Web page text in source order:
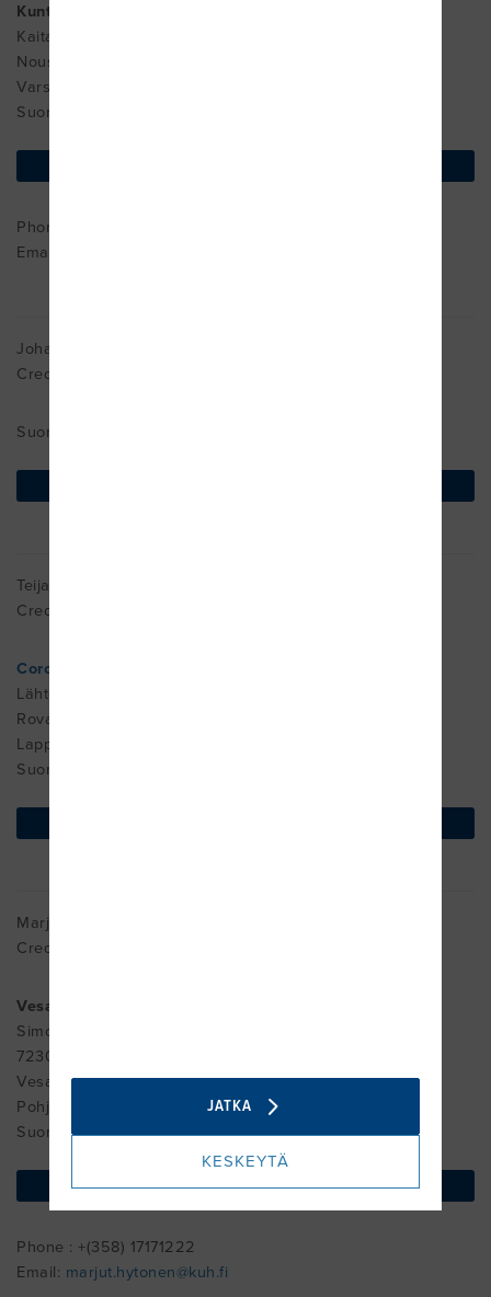
KuntoKamari Oy
Kaitaraistentie 162
Nousiainen
Varsinais-Suomi 21270
Suomi
Phone : +0505413583
Email:
Johanna Husa-Russell
Cred. MDT
Suomi
Teija Hyrkäs
Cred. MDT
Coronaria
Lähteentie 20
Rovaniemi
Lappi 96400
Suomi
Marjut Hytönen
Cred. MDT
Vesannon terveysasema
Simolantie 15
72300 Vesanto
Vesanto
Pohjois-Savo 72300
Suomi
find on map
Phone : +(358) 17171222
Email: marjut.hytonen@kuh.fi
KESKEYTÄ
JATKA